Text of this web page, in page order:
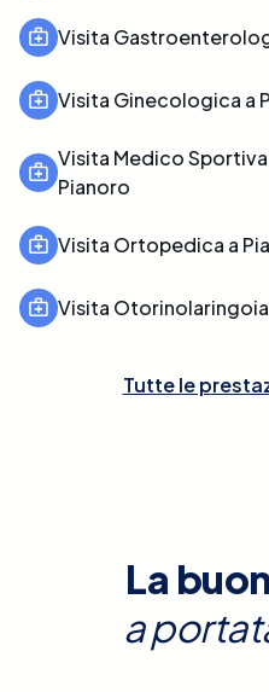
Visita
Visita Ginecologica a
Visita Medico
Pianoro
Visita Ortopedica a
Visita
Tutte le
La
a